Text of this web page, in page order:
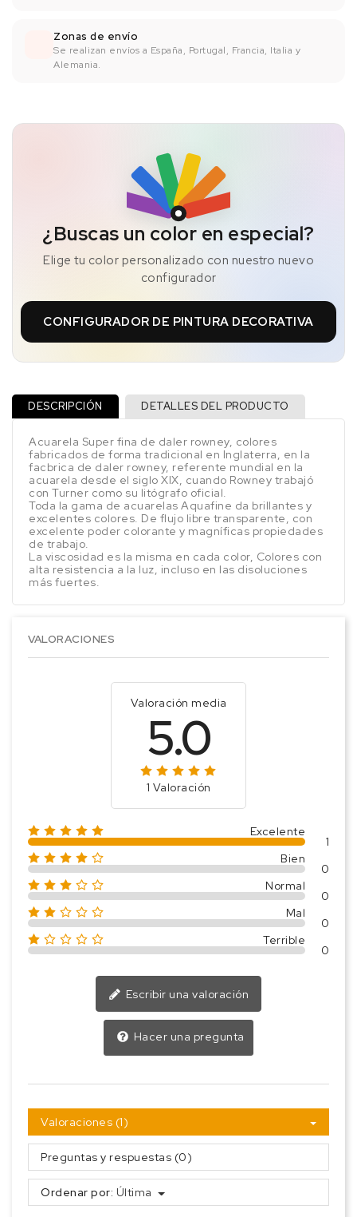
Zonas de envío
Se realizan envíos a España, Portugal, Francia, Italia y
Alemania.
¿Buscas un color en especial?
Elige tu color personalizado con nuestro nuevo
configurador
CONFIGURADOR DE PINTURA DECORATIVA
DESCRIPCIÓN DETALLES DEL PRODUCTO
Acuarela Super fina de daler rowney, colores
fabricados de forma tradicional en Inglaterra, en la
facbrica de daler rowney, referente mundial en la
acuarela desde el siglo XIX, cuando Rowney trabajó
con Turner como su litógrafo oficial.
Toda la gama de acuarelas Aquafine da brillantes y
excelentes colores. De flujo libre transparente, con
excelente poder colorante y magníficas propiedades
de trabajo.
La viscosidad es la misma en cada color, Colores con
alta resistencia a la luz, incluso en las disoluciones
más fuertes.
VALORACIONES
Valoración media
5.0
1 Valoración
Excelente
1
Bien
0
Normal
0
Mal
0
Terrible
0
Escribir una valoración
Hacer una pregunta
Valoraciones (1)
Preguntas y respuestas (0)
Ordenar por: Última